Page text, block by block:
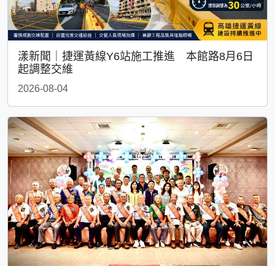
漾新聞｜捷運黃線Y6站施工推進 本館路8月6日
起調整交維
2026-08-04